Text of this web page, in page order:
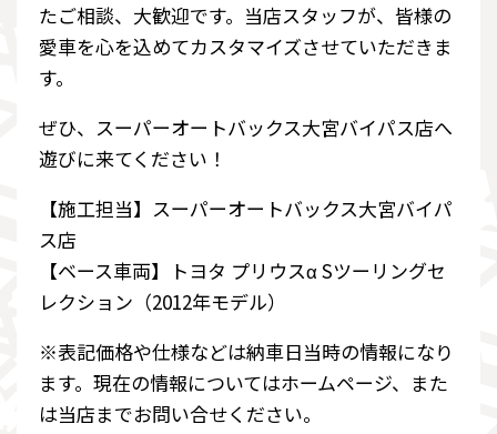
たご相談、大歓迎です。当店スタッフが、皆様の
愛車を心を込めてカスタマイズさせていただきま
す。
ぜひ、スーパーオートバックス大宮バイパス店へ
遊びに来てください！
【施工担当】スーパーオートバックス大宮バイパ
ス店
【ベース車両】トヨタ プリウスα Sツーリングセ
レクション（2012年モデル）
※表記価格や仕様などは納車日当時の情報になり
ます。現在の情報についてはホームページ、また
は当店までお問い合せください。